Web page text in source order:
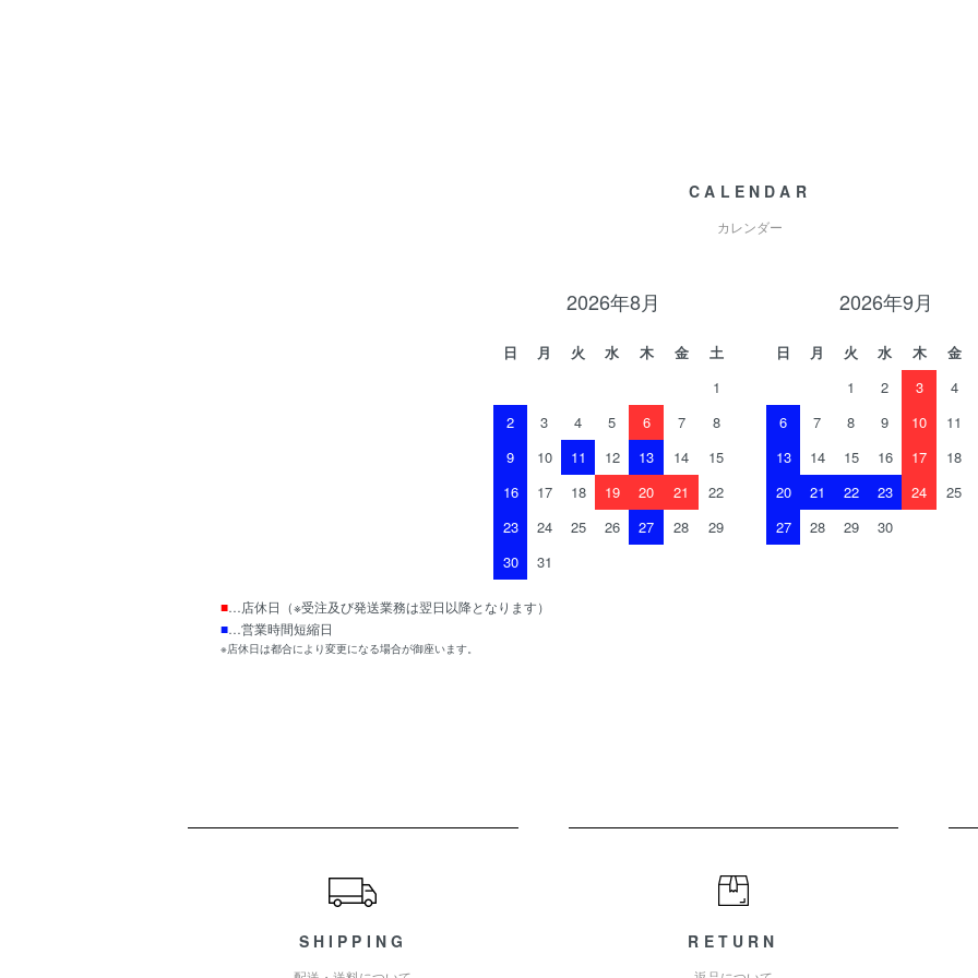
CALENDAR
カレンダー
2026年8月
日 月 火 水 木 金
土
1
2
3 4 5 6 7
8
9
10 11 12 13 14
15
16
17 18 19 20 21
22
23
24 25 26 27 28
29
30
31
2026年9月
日 月 火 水 木 金
1
2 3 4
6
7 8 9 10 11
13
14 15 16 17 18
20
21 22 23 24 25
27
28 29 30
■…店休日（※受注及び発送業務は翌日以降となります）
■…営業時間短縮日
※店休日は都合により変更になる場合が御座います。
SHIPPING RETURN